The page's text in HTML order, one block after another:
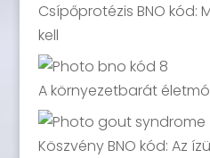
Csípőprotézis BNO kód:
kell
A környezetbarát
Köszvény BNO kód: Az